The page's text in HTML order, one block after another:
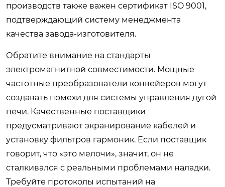
производств также важен сертификат ISO 9001,
подтверждающий систему менеджмента
качества завода-изготовителя.
Обратите внимание на стандарты
электромагнитной совместимости. Мощные
частотные преобразователи конвейеров могут
создавать помехи для системы управления дугой
печи. Качественные поставщики
предусматривают экранирование кабелей и
установку фильтров гармоник. Если поставщик
говорит, что «это мелочи», значит, он не
сталкивался с реальными проблемами наладки.
Требуйте протоколы испытаний на